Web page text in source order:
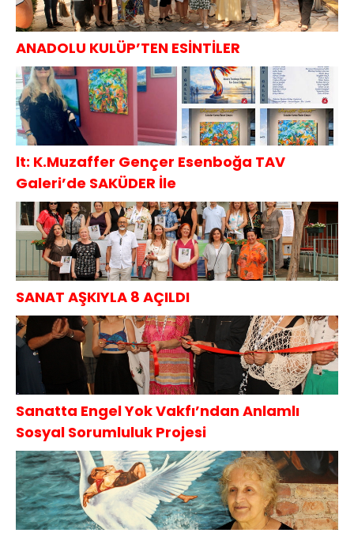
ANADOLU KULÜP’TEN ESİNTİLER
lt: K.Muzaffer Gençer Esenboğa TAV
Galeri’de SAKÜDER İle
SANAT AŞKIYLA 8 AÇILDI
Sanatta Engel Yok Vakfı’ndan Anlamlı
Sosyal Sorumluluk Projesi